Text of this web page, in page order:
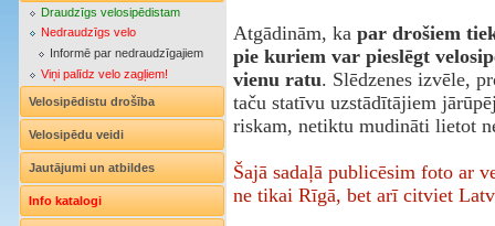
Draudzīgs velosipēdistam
Nedraudzīgs velo
Informē par nedraudzīgajiem
Viņi palīdz velo zagļiem!
Velosipēdistu drošība
Velosipēdu veidi
Jautājumi un atbildes
Info katalogi
Atgādinām, ka par drošiem
pie kuriem var pieslēgt
vienu ratu. Slēdzenes izvēle,
taču statīvu uzstādītājiem
riskam, netiktu mudināti lietot
Šajā sadaļā publicēsim foto ar
ne tikai Rīgā, bet arī citviet